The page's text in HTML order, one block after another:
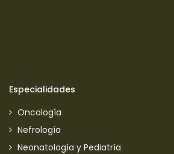
Especialidades
Oncología
Nefrología
Neonatología y Pediatría